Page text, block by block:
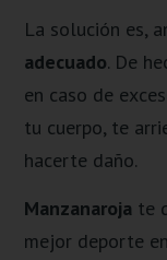
La solución es,
adecuado. De
en caso de
tu cuerpo, te
hacerte daño.
Manzanaroja te
mejor deporte